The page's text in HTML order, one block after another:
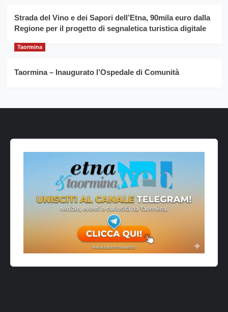
Strada del Vino e dei Sapori dell’Etna, 90mila euro dalla
Regione per il progetto di segnaletica turistica digitale
Taormina
Taormina – Inaugurato l’Ospedale di Comunità